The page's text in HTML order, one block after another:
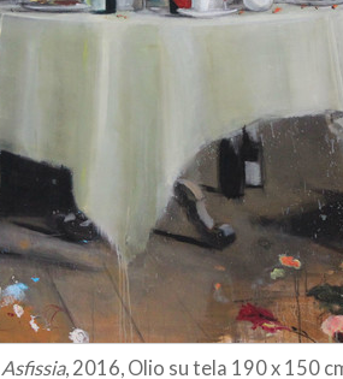
Asfissia, 2016, Olio su tela 190 x 150